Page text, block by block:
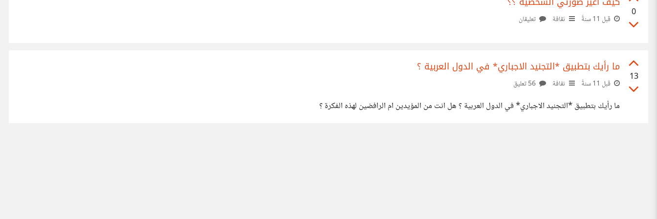
0
قبل 11 سنةً ثقافة تعليقان
13
ما رأيك بتطبيق *التجنيد الاجباري* في الدول العربية ؟
قبل 11 سنةً ثقافة
ما رأيك بتطبيق *التجنيد الاجباري* في الدول العربية ؟ هل انت من المؤيدين ام الرافضين لهذه الفكرة ؟